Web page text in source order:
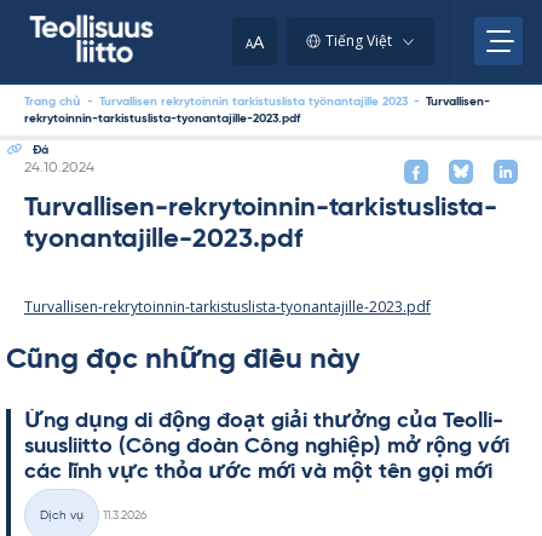
AA Tiếng Việt
Trang chủ - Turvallisen rekrytoinnin tarkistuslista työnantajille 2023 - Turvallisen-
rekrytoinnin-tarkistuslista-tyonantajille-2023.pdf
Đá
Kirjoitettu
24.10.2024
Turvallisen-rekrytoinnin-tarkistuslista-
tyonantajille-2023.pdf
Turvallisen-rekrytoinnin-tarkistuslista-tyonantajille-2023.pdf
Cũng đọc những điều này
Ứng dụng di động đoạt giải thưởng của Teol­li­
suus­liitto (Công đoàn Công ng­hiệp) mở rộng với
các lĩnh vực thỏa ước mới và một tên gọi mới
Thể
Dịch vụ
11.3.2026